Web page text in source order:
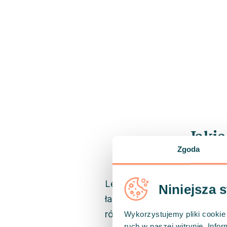
Zgoda
Niniejsza
Wykorzystujemy pliki
Lęk objawia się
łagodnego niepokoju po
różnice.